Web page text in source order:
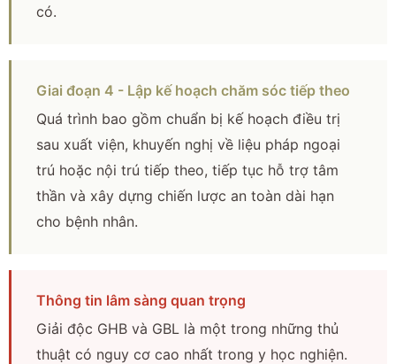
có.
Giai đoạn 4 - Lập kế hoạch chăm sóc tiếp theo
Quá trình bao gồm chuẩn bị kế hoạch điều trị
sau xuất viện, khuyến nghị về liệu pháp ngoại
trú hoặc nội trú tiếp theo, tiếp tục hỗ trợ tâm
thần và xây dựng chiến lược an toàn dài hạn
cho bệnh nhân.
Thông tin lâm sàng quan trọng
Giải độc GHB và GBL là một trong những thủ
thuật có nguy cơ cao nhất trong y học nghiện.